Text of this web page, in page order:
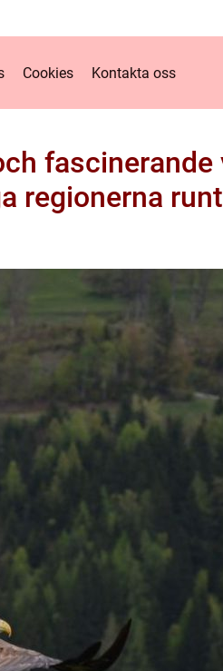
Cookies Kontakta oss
fascinerande
regionerna